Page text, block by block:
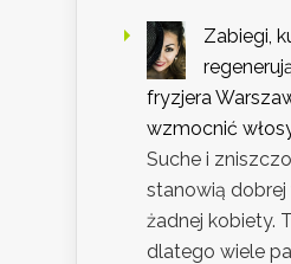
Zabiegi,
fryzjera
wzmocnić
Suche i
stanowią
żadnej kobiety.
dlatego wiele